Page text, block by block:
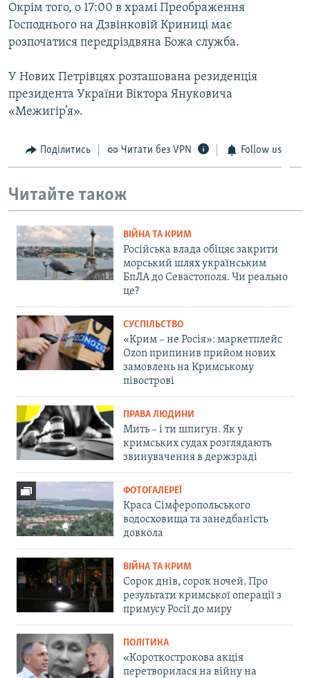
Окрім того, о 17:00 в храмі Преображення
Господнього на Дзвінковій Криниці має
розпочатися передріздвяна Божа служба.
У Нових Петрівцях розташована резиденція
президента України Віктора Януковича
«Межигір’я».
Поділитись Читати без VPN Follow us
Читайте також
ВІЙНА ТА КРИМ
Російська влада обіцяє закрити
морський шлях українським
БпЛА до Севастополя. Чи реально
це?
СУСПІЛЬСТВО
«Крим – не Росія»: маркетплейс
Ozon припинив прийом нових
замовлень на Кримському
півострові
ПРАВА ЛЮДИНИ
Мить – і ти шпигун. Як у
кримських судах розглядають
звинувачення в держзраді
ФОТОГАЛЕРЕЇ
Краса Сімферопольського
водосховища та занедбаність
довкола
ВІЙНА ТА КРИМ
Сорок днів, сорок ночей. Про
результати кримської операції з
примусу Росії до миру
ПОЛІТИКА
«Короткострокова акція
перетворилася на війну на